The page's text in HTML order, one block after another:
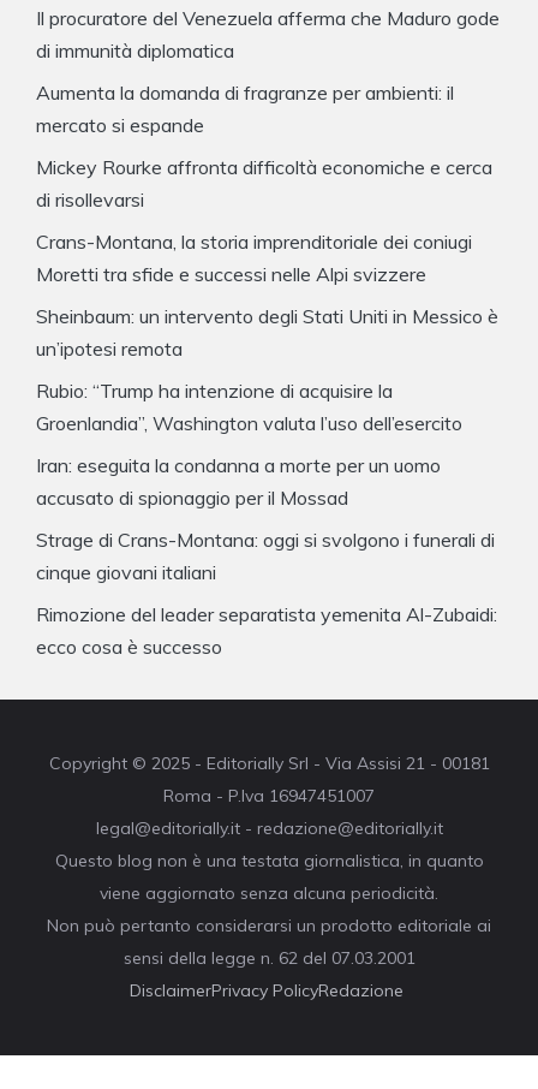
Il procuratore del Venezuela afferma che Maduro gode
di immunità diplomatica
Aumenta la domanda di fragranze per ambienti: il
mercato si espande
Mickey Rourke affronta difficoltà economiche e cerca
di risollevarsi
Crans-Montana, la storia imprenditoriale dei coniugi
Moretti tra sfide e successi nelle Alpi svizzere
Sheinbaum: un intervento degli Stati Uniti in Messico è
un’ipotesi remota
Rubio: “Trump ha intenzione di acquisire la
Groenlandia”, Washington valuta l’uso dell’esercito
Iran: eseguita la condanna a morte per un uomo
accusato di spionaggio per il Mossad
Strage di Crans-Montana: oggi si svolgono i funerali di
cinque giovani italiani
Rimozione del leader separatista yemenita Al-Zubaidi:
ecco cosa è successo
Copyright © 2025 - Editorially Srl - Via Assisi 21 - 00181
Roma - P.Iva 16947451007
legal@editorially.it - redazione@editorially.it
Questo blog non è una testata giornalistica, in quanto
viene aggiornato senza alcuna periodicità.
Non può pertanto considerarsi un prodotto editoriale ai
sensi della legge n. 62 del 07.03.2001
DisclaimerPrivacy PolicyRedazione